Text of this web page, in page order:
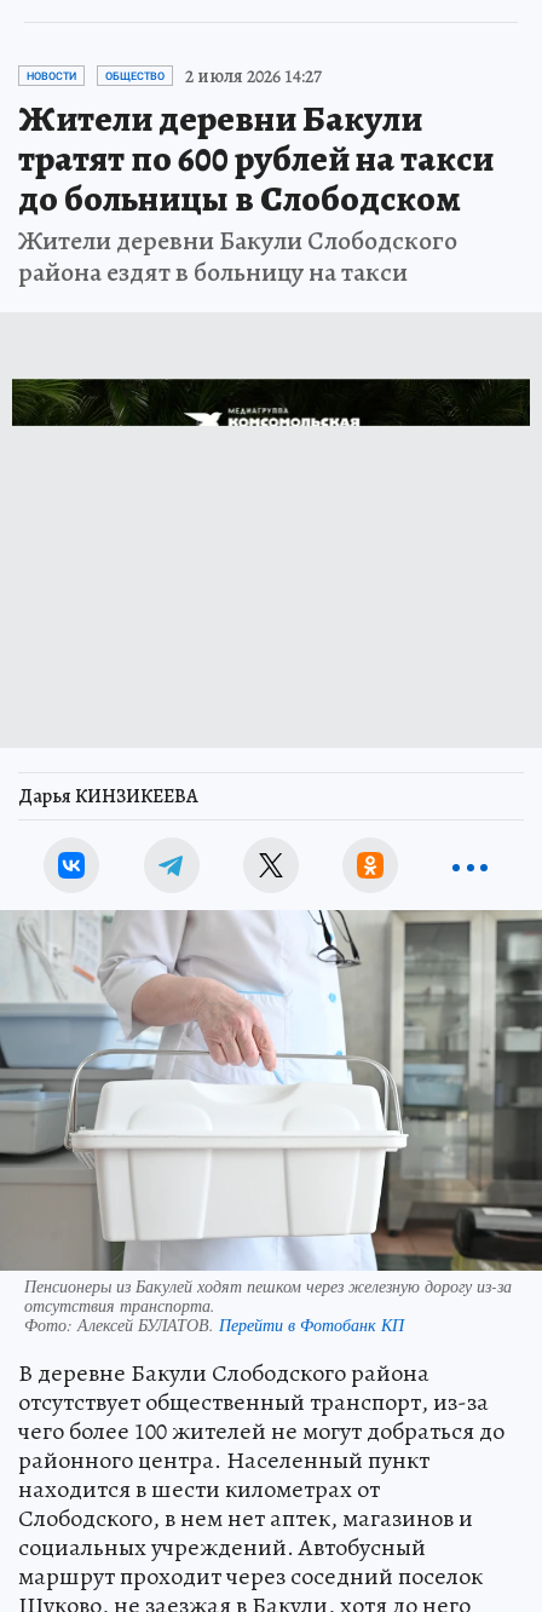
НОВОСТИ ОБЩЕСТВО 2 июля 2026 14:27
Жители деревни Бакули
тратят по 600 рублей на такси
до больницы в Слободском
Жители деревни Бакули Слободского
района ездят в больницу на такси
Дарья КИНЗИКЕЕВА
Пенсионеры из Бакулей ходят пешком через железную дорогу из-за
отсутствия транспорта.
Фото: Алексей БУЛАТОВ. Перейти в Фотобанк КП
В деревне Бакули Слободского района
отсутствует общественный транспорт, из-за
чего более 100 жителей не могут добраться до
районного центра. Населенный пункт
находится в шести километрах от
Слободского, в нем нет аптек, магазинов и
социальных учреждений. Автобусный
маршрут проходит через соседний поселок
Щуково, не заезжая в Бакули, хотя до него